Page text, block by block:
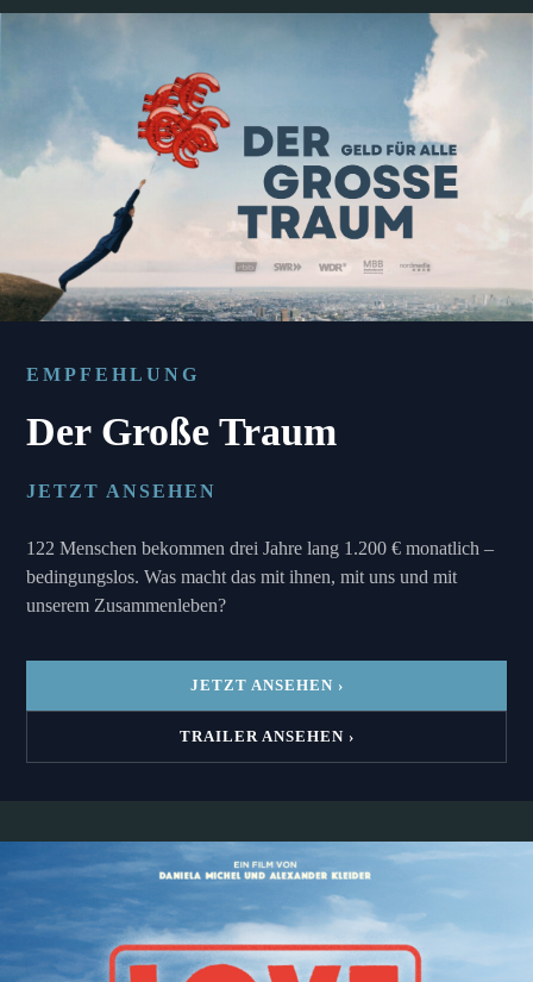
EMPFEHLUNG
Der Große Traum
JETZT ANSEHEN
122 Menschen bekommen drei Jahre lang 1.200 € monatlich –
bedingungslos. Was macht das mit ihnen, mit uns und mit
unserem Zusammenleben?
JETZT ANSEHEN ›
TRAILER ANSEHEN ›